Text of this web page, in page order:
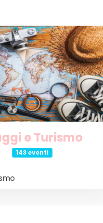
e Tecnologia
26 eventi